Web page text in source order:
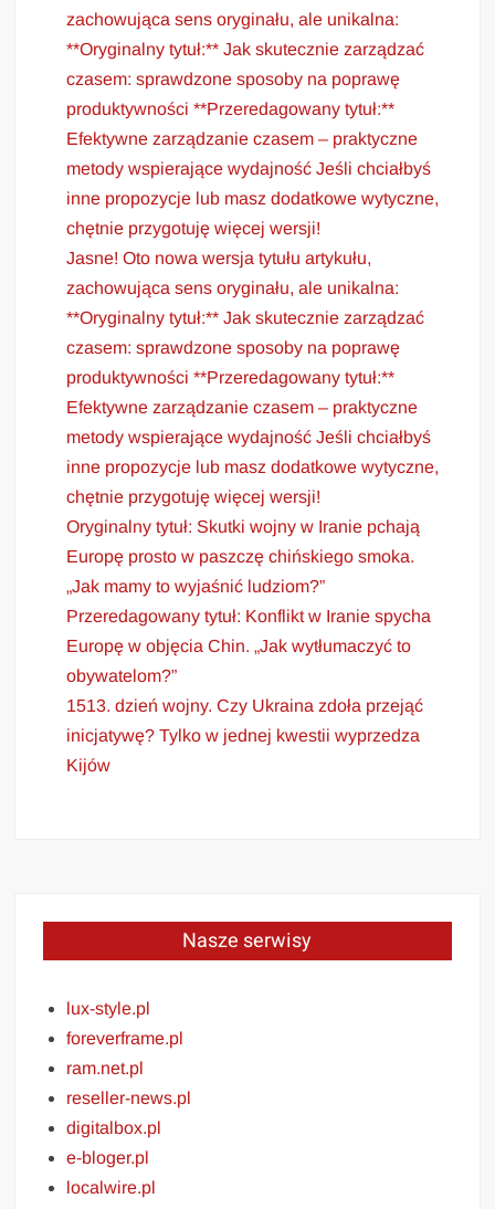
zachowująca sens oryginału, ale unikalna:
**Oryginalny tytuł:** Jak skutecznie zarządzać
czasem: sprawdzone sposoby na poprawę
produktywności **Przeredagowany tytuł:**
Efektywne zarządzanie czasem – praktyczne
metody wspierające wydajność Jeśli chciałbyś
inne propozycje lub masz dodatkowe wytyczne,
chętnie przygotuję więcej wersji!
Jasne! Oto nowa wersja tytułu artykułu,
zachowująca sens oryginału, ale unikalna:
**Oryginalny tytuł:** Jak skutecznie zarządzać
czasem: sprawdzone sposoby na poprawę
produktywności **Przeredagowany tytuł:**
Efektywne zarządzanie czasem – praktyczne
metody wspierające wydajność Jeśli chciałbyś
inne propozycje lub masz dodatkowe wytyczne,
chętnie przygotuję więcej wersji!
Oryginalny tytuł: Skutki wojny w Iranie pchają
Europę prosto w paszczę chińskiego smoka.
„Jak mamy to wyjaśnić ludziom?”
Przeredagowany tytuł: Konflikt w Iranie spycha
Europę w objęcia Chin. „Jak wytłumaczyć to
obywatelom?”
1513. dzień wojny. Czy Ukraina zdoła przejąć
inicjatywę? Tylko w jednej kwestii wyprzedza
Kijów
Nasze serwisy
lux-style.pl
foreverframe.pl
ram.net.pl
reseller-news.pl
digitalbox.pl
e-bloger.pl
localwire.pl